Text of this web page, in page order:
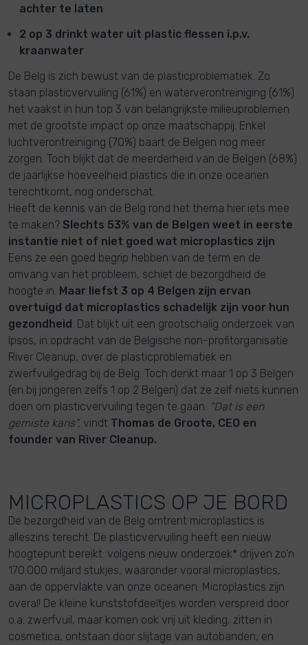
achter te laten
2 op 3 drinkt water uit plastic flessen i.p.v.
kraanwater
​De Belg is zich bewust van de plasticproblematiek. Zo
staan plasticvervuiling (61%) en waterverontreiniging (61%)
het vaakst in hun top 3 van belangrijkste milieuproblemen
met de grootste impact op onze maatschappij. Enkel
luchtverontreiniging (70%) baart de Belgen nog meer
zorgen. Toch blijkt dat de meerderheid van de Belgen (68%)
de jaarlijkse hoeveelheid plastics die in onze oceanen
terechtkomt, nog onderschat.
Heeft de kennis van de Belg rond het thema hier iets mee
te maken? Slechts 53% van de Belgen weet in eerste
instantie niet of niet goed wat microplastics zijn.
Eens ze een goed begrip hebben van de term en de
omvang van het probleem, schiet de bezorgdheid de
hoogte in. Maar liefst 3 op 4 Belgen zijn ervan
overtuigd dat microplastics schadelijk zijn voor hun
gezondheid. Dat blijkt uit een grootschalig onderzoek van
Ipsos, in opdracht van de Belgische non-profitorganisatie
River Cleanup, over de plasticproblematiek en
zwerfvuilgedrag bij de Belg. Toch denkt maar 1 op 3 Belgen
(en bij jongeren zelfs 1 op 2 Belgen) dat ze zelf niets kunnen
doen om plasticvervuiling tegen te gaan. “Dat is een
gemiste kans”, vindt Thomas de Groote, CEO en
founder van River Cleanup.
MICROPLASTICS OP JE BORD
De bezorgdheid van de Belg omtrent microplastics is
alleszins terecht. De plasticvervuiling heeft een nieuw
hoogtepunt bereikt: volgens nieuw onderzoek* drijven zo’n
170.000 miljard stukjes, waaronder vooral microplastics,
aan de oppervlakte van onze oceanen. Microplastics zijn
overal! De kleine kunststofdeeltjes worden verspreid door
o.a. zwerfvuil, maar komen ook vrij uit kleding, zitten in
cosmetica, ontstaan door slijtage van autobanden, en